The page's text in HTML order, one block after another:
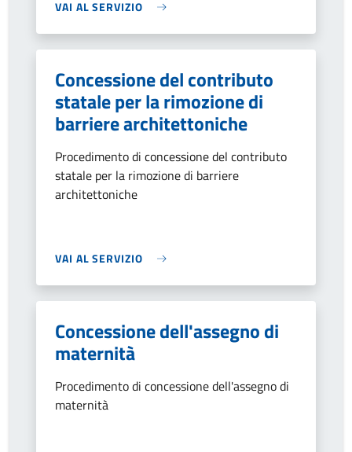
VAI AL SERVIZIO
Concessione del contributo
statale per la rimozione di
barriere architettoniche
Procedimento di concessione del contributo
statale per la rimozione di barriere
architettoniche
VAI AL SERVIZIO
Concessione dell'assegno di
maternità
Procedimento di concessione dell'assegno di
maternità